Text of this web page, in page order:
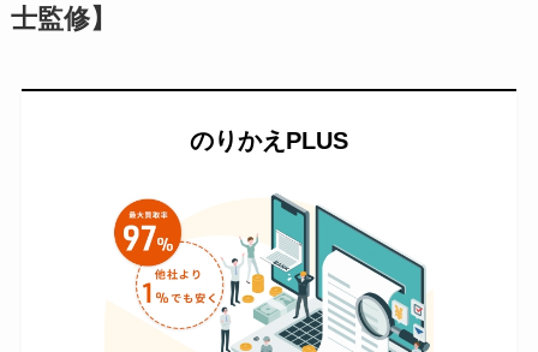
士監修】
のりかえPLUS